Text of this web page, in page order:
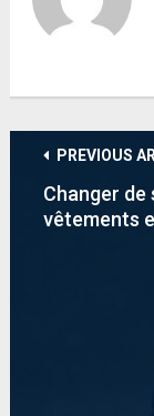
PREVIOUS
Changer de
vêtements